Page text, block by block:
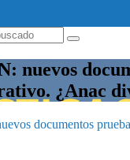
nuevos
¿Anac
documentos